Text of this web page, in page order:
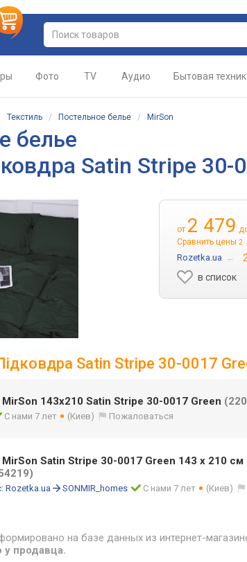
Фото TV Аудио Бытовая
Текстиль / Постельное белье / MirSon
белье
Satin Stripe 30-
от 2 479
Сравнить цены 2
Rozetka.ua →
в список
Satin Stripe 30-0017
143х210 Satin Stripe 30-0017 Green
С нами 7 лет (Киев) Пожаловаться
Satin Stripe 30-0017 Green 143 x 210 см
Rozetka.ua SONMIR_homes С нами 7 лет (Киев)
на базе данных из интернет-
у продавца.